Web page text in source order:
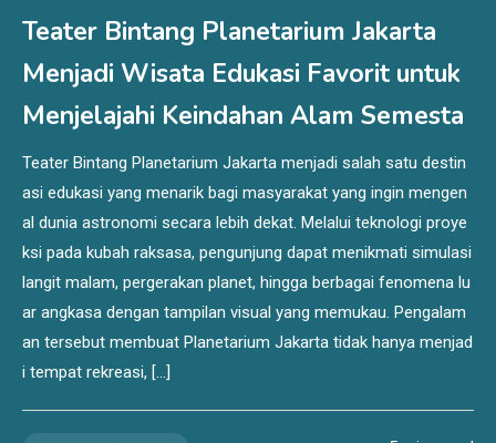
Teater Bintang Planetarium Jakarta
Menjadi Wisata Edukasi Favorit untuk
Menjelajahi Keindahan Alam Semesta
Teater Bintang Planetarium Jakarta menjadi salah satu destin
asi edukasi yang menarik bagi masyarakat yang ingin mengen
al dunia astronomi secara lebih dekat. Melalui teknologi proye
ksi pada kubah raksasa, pengunjung dapat menikmati simulasi
langit malam, pergerakan planet, hingga berbagai fenomena lu
ar angkasa dengan tampilan visual yang memukau. Pengalam
an tersebut membuat Planetarium Jakarta tidak hanya menjad
i tempat rekreasi, […]